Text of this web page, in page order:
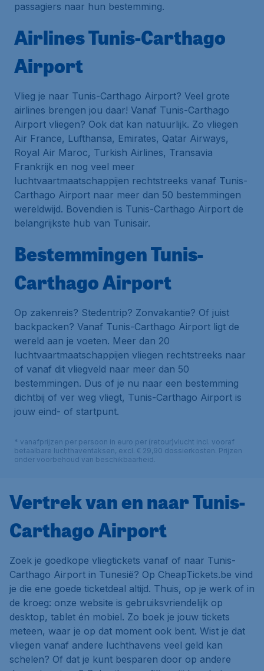
passagiers naar hun bestemming.
Airlines Tunis-Carthago
Airport
Vlieg je naar Tunis-Carthago Airport? Veel grote
airlines brengen jou daar! Vanaf Tunis-Carthago
Airport vliegen? Ook dat kan natuurlijk. Zo vliegen
Air France, Lufthansa, Emirates, Qatar Airways,
Royal Air Maroc, Turkish Airlines, Transavia
Frankrijk en nog veel meer
luchtvaartmaatschappijen rechtstreeks vanaf Tunis-
Carthago Airport naar meer dan 50 bestemmingen
wereldwijd. Bovendien is Tunis-Carthago Airport de
belangrijkste hub van Tunisair.
Bestemmingen Tunis-
Carthago Airport
Op zakenreis? Stedentrip? Zonvakantie? Of juist
backpacken? Vanaf Tunis-Carthago Airport ligt de
wereld aan je voeten. Meer dan 20
luchtvaartmaatschappijen vliegen rechtstreeks naar
of vanaf dit vliegveld naar meer dan 50
bestemmingen. Dus of je nu naar een bestemming
dichtbij of ver weg vliegt, Tunis-Carthago Airport is
jouw eind- of startpunt.
* vanafprijzen per persoon in euro per (retour)vlucht incl. vooraf
betaalbare luchthaventaksen, excl. € 29,90 dossierkosten. Prijzen
onder voorbehoud van beschikbaarheid.
Vertrek van en naar Tunis-
Carthago Airport
Zoek je goedkope vliegtickets vanaf of naar Tunis-
Carthago Airport in Tunesië? Op CheapTickets.be vind
je die ene goede ticketdeal altijd. Thuis, op je werk of in
de kroeg: onze website is gebruiksvriendelijk op
desktop, tablet én mobiel. Zo boek je jouw tickets
meteen, waar je op dat moment ook bent. Wist je dat
vliegen vanaf andere luchthavens veel geld kan
schelen? Of dat je kunt besparen door op andere